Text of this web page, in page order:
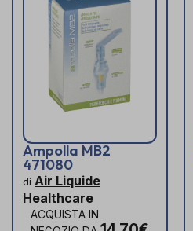
Ampolla MB2
471080
di Air Liquide
Healthcare
ACQUISTA IN